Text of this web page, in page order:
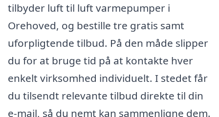
tilbyder luft til luft varmepumper i
Orehoved, og bestille tre gratis samt
uforpligtende tilbud. På den måde slipper
du for at bruge tid på at kontakte hver
enkelt virksomhed individuelt. I stedet får
du tilsendt relevante tilbud direkte til din
e-mail, så du nemt kan sammenligne dem.